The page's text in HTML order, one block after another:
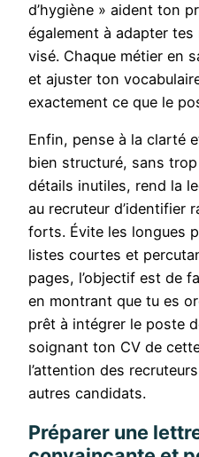
d’hygiène » aident ton
également à adapter
visé. Chaque métier en
et ajuster ton
exactement ce que le
Enfin, pense à la clarté
bien structuré, sans
détails inutiles, rend la
au recruteur d’identifier
forts. Évite les longues
listes courtes et
pages, l’objectif est de
en montrant que tu es
prêt à intégrer le poste
soignant ton CV de
l’attention des
autres candidats.
Préparer une